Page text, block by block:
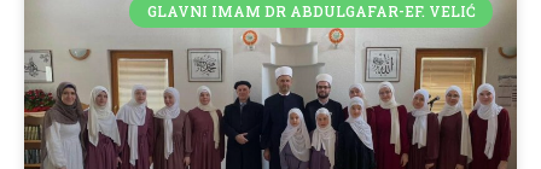
GLAVNI IMAM DR ABDULGAFAR-EF. VELIĆ